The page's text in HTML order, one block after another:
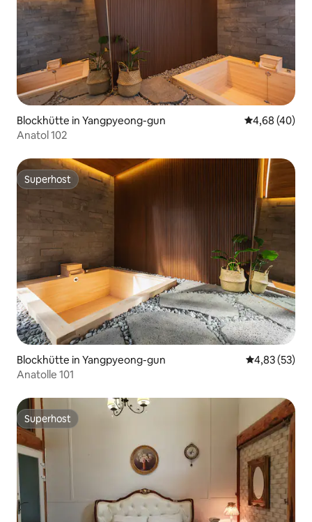
Blockhütte in Yangpyeong-gun
4,68 (40)
Anatol 102
Superhost
Superhost
Blockhütte in Yangpyeong-gun
4,83 (53)
Anatolle 101
Superhost
Superhost